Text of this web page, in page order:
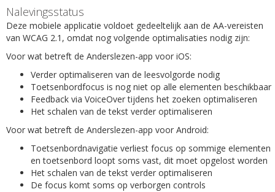
Nalevingsstatus
Deze mobiele applicatie voldoet gedeeltelijk aan de AA-vereisten
van WCAG 2.1, omdat nog volgende optimalisaties nodig zijn:
Voor wat betreft de Anderslezen-app voor iOS:
Verder optimaliseren van de leesvolgorde nodig
Toetsenbordfocus is nog niet op alle elementen beschikbaar
Feedback via VoiceOver tijdens het zoeken optimaliseren
Het schalen van de tekst verder optimaliseren
Voor wat betreft de Anderslezen-app voor Android:
Toetsenbordnavigatie verliest focus op sommige elementen
en toetsenbord loopt soms vast, dit moet opgelost worden
Het schalen van de tekst verder optimaliseren
De focus komt soms op verborgen controls